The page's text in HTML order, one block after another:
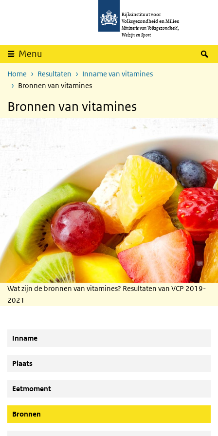
Overslaan en naar de inhoud gaan
Rijksinstituut voor
Volksgezondheid en Milieu
Ministerie van Volksgezondheid,
Welzijn en Sport
Menu
Home Resultaten
Inname van vitamines
Bronnen van vitamines
Bronnen van vitamines
Wat zijn de bronnen van vitamines? Resultaten van VCP 2019-
2021
Inname
Plaats
Eetmoment
Bronnen